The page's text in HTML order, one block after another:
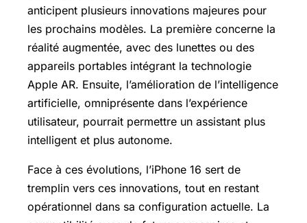
anticipent plusieurs innovations majeures pour
les prochains modèles. La première concerne la
réalité augmentée, avec des lunettes ou des
appareils portables intégrant la technologie
Apple AR. Ensuite, l’amélioration de l’intelligence
artificielle, omniprésente dans l’expérience
utilisateur, pourrait permettre un assistant plus
intelligent et plus autonome.
Face à ces évolutions, l’iPhone 16 sert de
tremplin vers ces innovations, tout en restant
opérationnel dans sa configuration actuelle. La